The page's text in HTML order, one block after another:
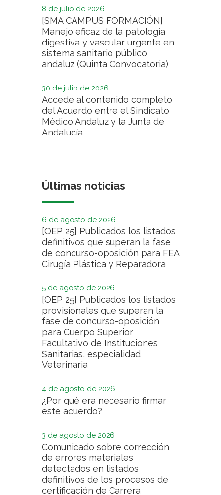
8 de julio de 2026
[SMA CAMPUS FORMACIÓN]
Manejo eficaz de la patología
digestiva y vascular urgente en
sistema sanitario público
andaluz (Quinta Convocatoria)
30 de julio de 2026
Accede al contenido completo
del Acuerdo entre el Sindicato
Médico Andaluz y la Junta de
Andalucía
Últimas noticias
6 de agosto de 2026
[OEP 25] Publicados los listados
definitivos que superan la fase
de concurso-oposición para FEA
Cirugía Plástica y Reparadora
5 de agosto de 2026
[OEP 25] Publicados los listados
provisionales que superan la
fase de concurso-oposición
para Cuerpo Superior
Facultativo de Instituciones
Sanitarias, especialidad
Veterinaria
4 de agosto de 2026
¿Por qué era necesario firmar
este acuerdo?
3 de agosto de 2026
Comunicado sobre corrección
de errores materiales
detectados en listados
definitivos de los procesos de
certificación de Carrera